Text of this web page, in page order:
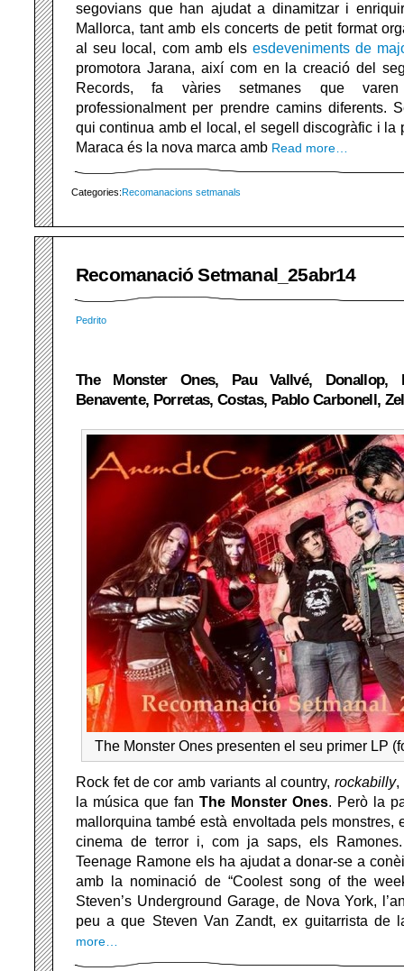
segovians que han ajudat a dinamitzar i
Mallorca, tant amb els concerts de petit format
al seu local, com amb elsesdeveniments de
promotora Jarana, així com en la creació del
Records, fa vàries setmanes que varen
professionalment per prendre camins diferents.
qui continua amb el local, el segell discogràfic i la
Maraca és la nova marca amb Read more…
Categories:Recomanacions setmanals
Recomanació Setmanal_25abr14
Pedrito
The Monster Ones, Pau Vallvé, Donallop,
Benavente, Porretas, Costas, Pablo Carbonell,
The Monster Ones presenten el seu primer LP
Rock fet de cor amb variants al country,rockabilly,
la música que fan The Monster Ones. Però la
mallorquina també està envoltada pels monstres,
cinema de terror i, com ja saps, els
Teenage Ramone els ha ajudat a donar-se a
amb la nominació de “Coolest song of the
Steven’s Underground Garage, de Nova York,
peu a que Steven Van Zandt, ex guitarrista de
more…